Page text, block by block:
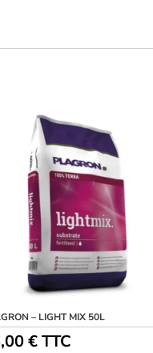
– LIGHT MIX 50L
€TTC